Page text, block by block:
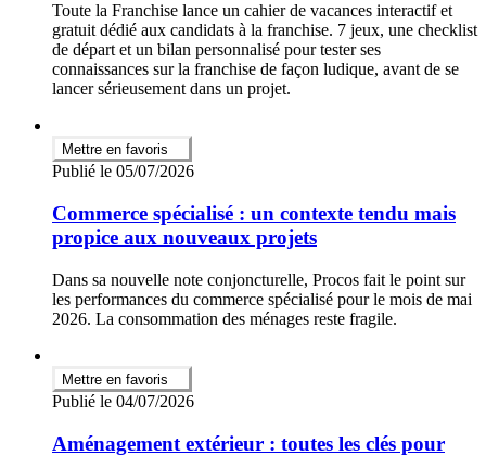
Toute la Franchise lance un cahier de vacances interactif et
gratuit dédié aux candidats à la franchise. 7 jeux, une checklist
de départ et un bilan personnalisé pour tester ses
connaissances sur la franchise de façon ludique, avant de se
lancer sérieusement dans un projet.
Mettre en favoris
Publié le 05/07/2026
Commerce spécialisé : un contexte tendu mais
propice aux nouveaux projets
Dans sa nouvelle note conjoncturelle, Procos fait le point sur
les performances du commerce spécialisé pour le mois de mai
2026. La consommation des ménages reste fragile.
Mettre en favoris
Publié le 04/07/2026
Aménagement extérieur : toutes les clés pour